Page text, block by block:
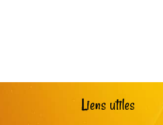
Liens utiles